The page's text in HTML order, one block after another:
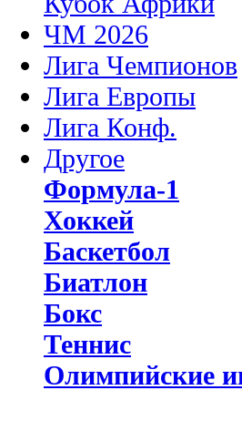
ЧМ 2026
Лига Чемпионов
Лига Европы
Лига Конф.
Другое
Формула-1
Хоккей
Баскетбол
Биатлон
Бокс
Теннис
Олимпийские